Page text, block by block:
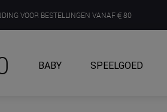
VOOR BESTELLINGEN VANAF 80
EN KRIJG ADVIES IN ONZE WINKELS
BABY SPEELGOED